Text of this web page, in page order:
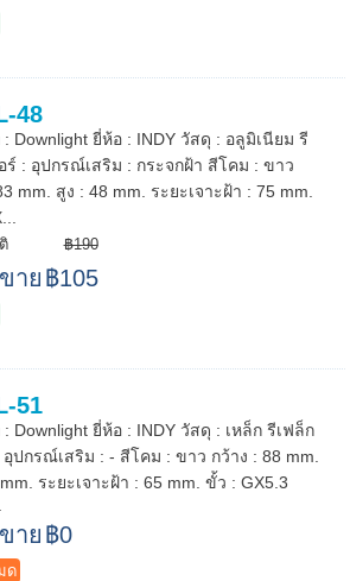
48
: Downlight ยี่ห้อ : INDY วัสดุ : อลูมิเนียม รี
ร์ : อุปกรณ์เสริม : กระจกฝ้า สีโคม : ขาว
mm. สูง : 48 mm. ระยะเจาะฝ้า : 75 mm.
฿190
าย ฿105
51
: Downlight ยี่ห้อ : INDY วัสดุ : เหล็ก รีเฟล็ก
อุปกรณ์เสริม : - สีโคม : ขาว กว้าง : 88 mm.
ระยะเจาะฝ้า : 65 mm. ขั้ว : GX5.3
าย ฿0
ด